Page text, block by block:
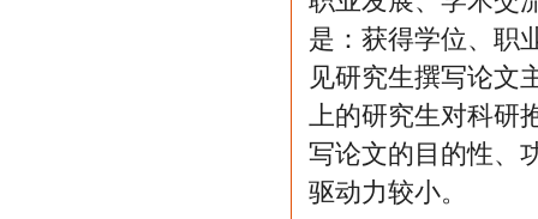
是：获得学位、职
见研究生撰写论文
上的研究生对科研
写论文的目的性、
驱动力较小。